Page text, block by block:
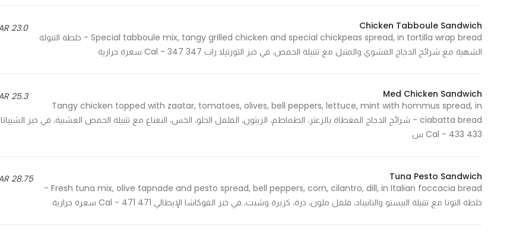
23.0 SAR
Chicken Tabboule Sandwich
Special tabboule mix, tangy grilled chicken and special chickpeas spread, in tortilla wrap bread - خلطة التبولة
الشهية مع شرائح الدجاج المشوي والمتبل مع تتبيلة الحمص، في خبز التورتيلا راب 347 Cal - 347 سعرة حرارية
25.3 SAR
Med Chicken Sandwich
Tangy chicken topped with zaatar, tomatoes, olives, bell peppers, lettuce, mint with hommus spread, in
ciabatta bread - شرائح الدجاج المغطاة بالزعتر، الطماطم، الزيتون، الفلفل الحلو، الخس، النعناع مع تتبيلة الحمص العشبية، في خبز الشيباتا
433 Cal - 433 س
28.75 SAR
Tuna Pesto Sandwich
Fresh tuna mix, olive tapnade and pesto spread, bell peppers, corn, cilantro, dill, in Italian foccacia bread -
خلطة التونا مع تتبيلة البيستو والتابيناد، فلفل ملون، ذرة، كزبرة وشبت، في خبز الفوكاشا الإيطالي 471 Cal - 471 سعرة حرارية
your
interests and
site, you
increase the
chance of
seeing
offers.